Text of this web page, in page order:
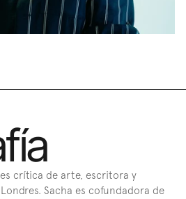
es crítica de arte, escritora y
Sacha es cofundadora de